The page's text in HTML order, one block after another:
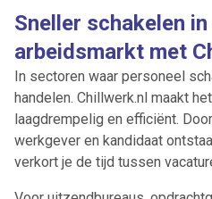
Sneller schakelen
arbeidsmarkt met
In sectoren waar personeel
handelen. Chillwerk.nl maakt
laagdrempelig en efficiënt.
werkgever en kandidaat
verkort je de tijd tussen